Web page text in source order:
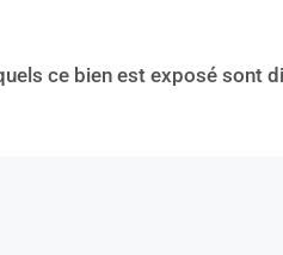
ce bien est exposé sont